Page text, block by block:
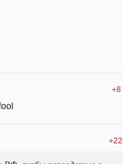
+8
+22